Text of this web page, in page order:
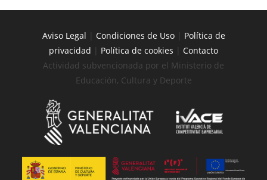
Aviso Legal Condiciones de Uso| Política de
privacidad
Política de cookies
Contacto
Actividad subvencionada por el Ministerio de
Educación, Cultura y Deporte